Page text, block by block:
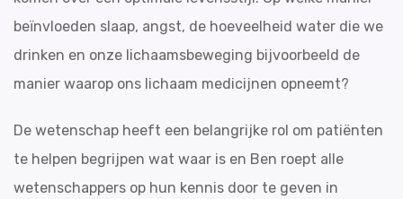
beïnvloeden slaap, angst, de hoeveelheid water die we
drinken en onze lichaamsbeweging bijvoorbeeld de
manier waarop ons lichaam medicijnen opneemt?
De wetenschap heeft een belangrijke rol om patiënten
te helpen begrijpen wat waar is en Ben roept alle
wetenschappers op hun kennis door te geven in